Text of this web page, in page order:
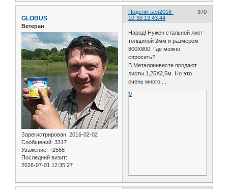
Поделиться 970
2016-
10-30 13:43:44
GLOBUS
Ветеран
Зарегистрирован: 2016-02-02
Сообщений: 3317
Уважение: +2568
Последний визит:
2026-07-01 12:35:27
Народ! Нужен стальной лист
толщиной 2мм и размером
800Х800. Где можно
спросить?
В Металлинвесте продают
листы 1,25Х2,5м. Но это
очень много ...
0